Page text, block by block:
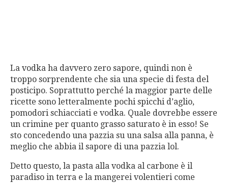
La vodka ha davvero zero sapore, quindi non è
troppo sorprendente che sia una specie di festa del
posticipo. Soprattutto perché la maggior parte delle
ricette sono letteralmente pochi spicchi d’aglio,
pomodori schiacciati e vodka. Quale dovrebbe essere
un crimine per quanto grasso saturato è in esso! Se
sto concedendo una pazzia su una salsa alla panna, è
meglio che abbia il sapore di una pazzia lol.
Detto questo, la pasta alla vodka al carbone è il
paradiso in terra e la mangerei volentieri come